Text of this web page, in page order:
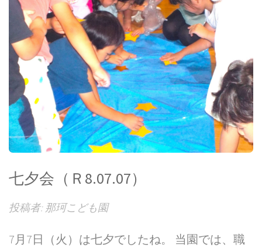
七夕会（Ｒ8.07.07）
投稿者: 那珂こども園
7月7日（火）は七夕でしたね。 当園では、職